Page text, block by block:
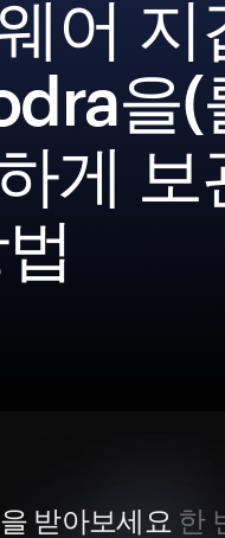
어 지
을(
게 보
받아보세요 한